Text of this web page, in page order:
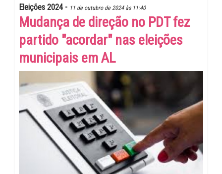
Eleições 2024 - 11 de outubro de 2024 às 11:40
Mudança de direção no PDT fez
partido "acordar" nas eleições
municipais em AL